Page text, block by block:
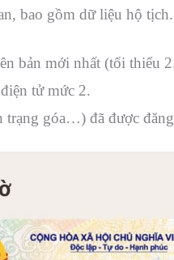
bao gồm dữ liệu hộ tịch.
bản mới nhất (tối thiểu
tử mức 2.
góa…) đã được